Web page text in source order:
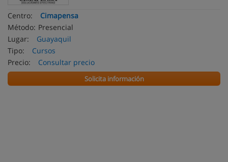
Centro:
Cimapensa
Método: Presencial
Lugar:
Guayaquil
Tipo:
Cursos
Precio:
Consultar precio
Solicita información